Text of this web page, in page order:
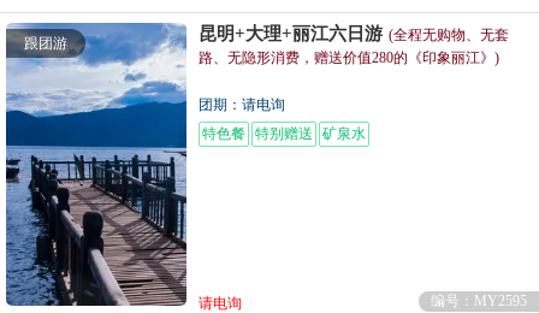
跟团游 昆明+大理+丽江六日游 (全程无购物、无套
路、无隐形消费，赠送价值280的《印象丽江》)
团期：请电询
特色餐 特别赠送 矿泉水
请电询
编号：MY2595